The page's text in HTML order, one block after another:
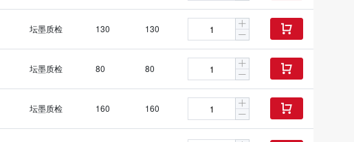
坛墨质检 130 130 
坛墨质检 80 80 
坛墨质检 160 160 